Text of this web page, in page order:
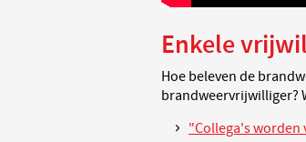
Enkele
Hoe beleven de
brandweervrijwilliger?
"Collega's worden